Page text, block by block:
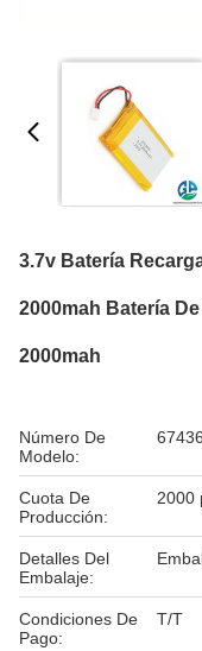
3.7v Batería
2000mah Batería
2000mah
Número De
Modelo:
Cuota De
Producción:
2000
Detalles Del
Embalaje:
Condiciones De
Pago:
T/T